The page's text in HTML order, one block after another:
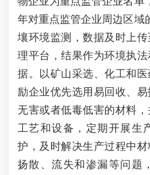
年对重点监管企业周边区域
壤环境监测，数据及时上
理平台，结果作为环境执
据。以矿山采选、化工和
励企业优先选用易回收、
无害或者低毒低害的材料，
工艺和设备，定期开展生
护，及时解决生产过程中
扬散、流失和渗漏等问题